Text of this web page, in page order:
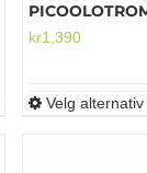
kr1,390
Velg alternativ